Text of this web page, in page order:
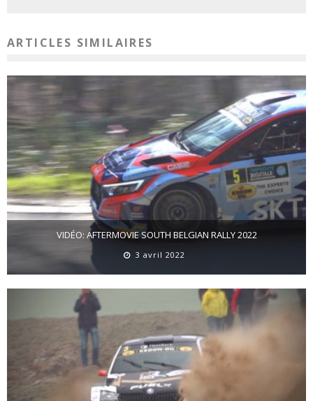
ARTICLES SIMILAIRES
VIDÉO: AFTERMOVIE SOUTH BELGIAN RALLY 2022
3 avril 2022